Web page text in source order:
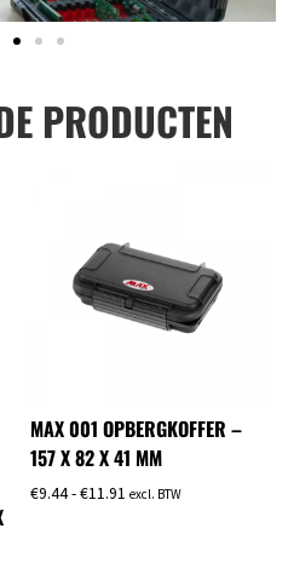
PRODUCTEN
MAX 001 OPBERGKOFFER –
157 X 82 X 41 MM
€9.44-€11.91 excl. BTW